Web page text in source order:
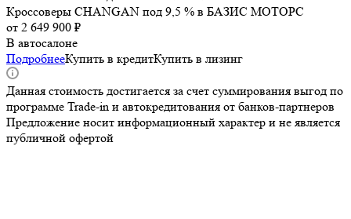
Кроссоверы CHANGAN под 9,5 % в БАЗИС МОТОРС
от 2 649 900 ₽
В автосалоне
ПодробнееКупить в кредитКупить в лизинг
Данная стоимость достигается за счет суммирования выгод по
программе Trade-in и автокредитования от банков-партнеров
Предложение носит информационный характер и не является
публичной офертой